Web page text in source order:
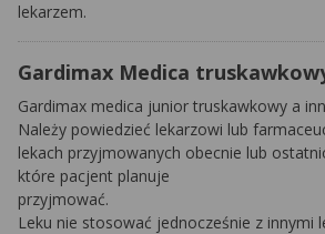
lekarzem.
Gardimax Medica
Gardimax medica junior truskawkowy a
Należy powiedzieć lekarzowi lub
lekach przyjmowanych obecnie lub
które pacjent planuje
przyjmować.
Leku nie stosować jednocześnie z innymi